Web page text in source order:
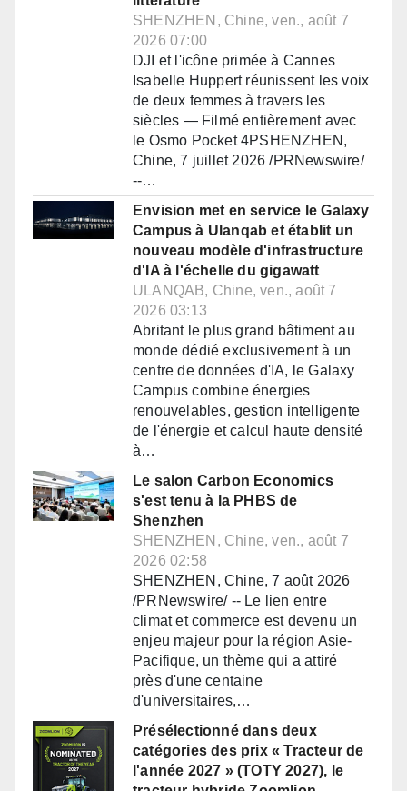
SHENZHEN, Chine, ven., août 7
2026 07:00
DJI et l'icône primée à Cannes
Isabelle Huppert réunissent les voix
de deux femmes à travers les
siècles — Filmé entièrement avec
le Osmo Pocket 4PSHENZHEN,
Chine, 7 juillet 2026 /PRNewswire/
--…
Envision met en service le Galaxy
Campus à Ulanqab et établit un
nouveau modèle d'infrastructure
d'IA à l'échelle du gigawatt
ULANQAB, Chine, ven., août 7
2026 03:13
Abritant le plus grand bâtiment au
monde dédié exclusivement à un
centre de données d'IA, le Galaxy
Campus combine énergies
renouvelables, gestion intelligente
de l'énergie et calcul haute densité
à…
Le salon Carbon Economics
s'est tenu à la PHBS de
Shenzhen
SHENZHEN, Chine, ven., août 7
2026 02:58
SHENZHEN, Chine, 7 août 2026
/PRNewswire/ -- Le lien entre
climat et commerce est devenu un
enjeu majeur pour la région Asie-
Pacifique, un thème qui a attiré
près d'une centaine
d'universitaires,…
Présélectionné dans deux
catégories des prix « Tracteur de
l'année 2027 » (TOTY 2027), le